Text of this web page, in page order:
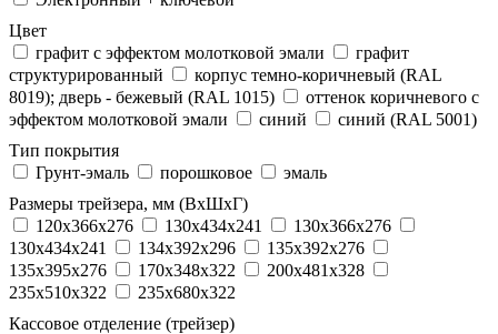
Цвет
графит с эффектом молотковой эмали
графит
структурированный
корпус темно-коричневый (RAL
8019); дверь - бежевый (RAL 1015)
оттенок коричневого с
эффектом молотковой эмали
синий
синий (RAL 5001)
Тип покрытия
Грунт-эмаль
порошковое
эмаль
Размеры трейзера, мм (ВхШхГ)
120x366x276
130x434x241
130х366х276
130х434х241
134x392x296
135x392x276
135x395x276
170x348x322
200x481x328
235x510x322
235x680x322
Кассовое отделение (трейзер)